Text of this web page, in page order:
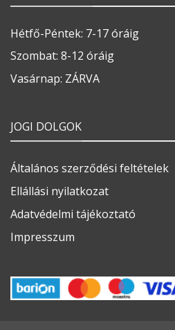
Hétfő-Péntek: 7-17 óráig
Szombat: 8-12 óráig
Vasárnap: ZÁRVA
JOGI DOLGOK
Általános szerződési feltételek
Ellállási nyilatkozat
Adatvédelmi tájékoztató
Impresszum